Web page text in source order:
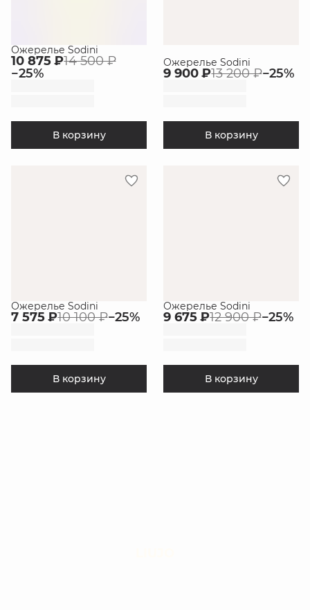
Ожерелье Sodini
10 875 ₽14 500 ₽
−25%
В корзину
Ожерелье Sodini
9 900 ₽13 200 ₽−25%
В корзину
Ожерелье Sodini
7 575 ₽10 100 ₽−25%
В корзину
Ожерелье Sodini
9 675 ₽12 900 ₽−25%
В корзину